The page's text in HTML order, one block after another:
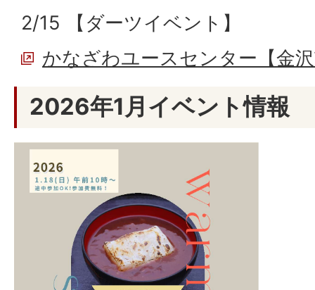
2/15 【ダーツイベント】
かなざわユースセンター【金
2026年1月イベント情報